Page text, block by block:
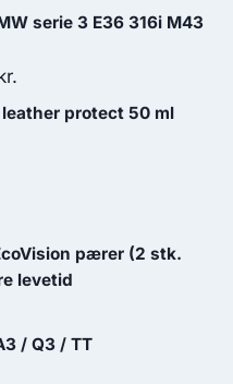
kr.. 4,982.00 kr..
kr..
aktuelle
989.10 kr..
serie 3 E36 316i M43
aktuelleprotect 50 ml
kr..pærer (2 stk.
levetid
/ Q3 / TT